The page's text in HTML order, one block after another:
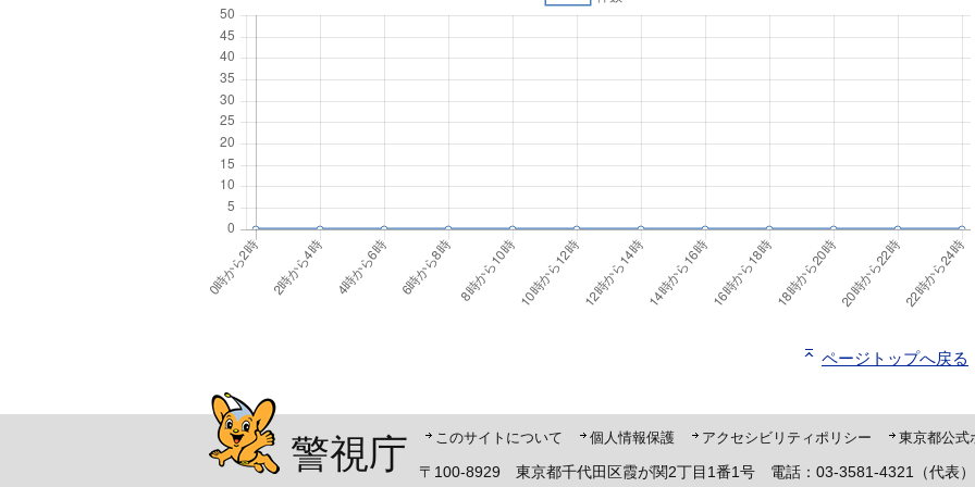
ページトップへ戻る
警視庁 このサイトについて 個人情報保護 アクセシビリティポリシー 東京都公式
〒100-8929 東京都千代田区霞が関2丁目1番1号 電話：03-3581-4321（代表）